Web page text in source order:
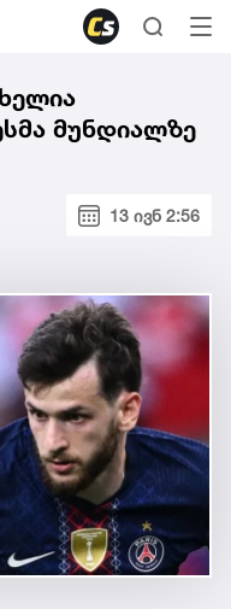
მუნდიალზე
13 ივნ 2:56